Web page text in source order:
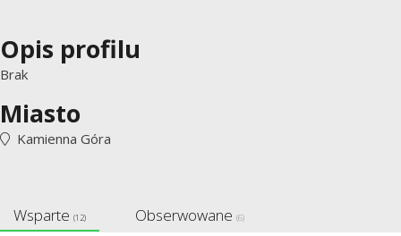
Opis profilu
Brak
Miasto
Kamienna Góra
Wsparte (12) Obserwowane (6)